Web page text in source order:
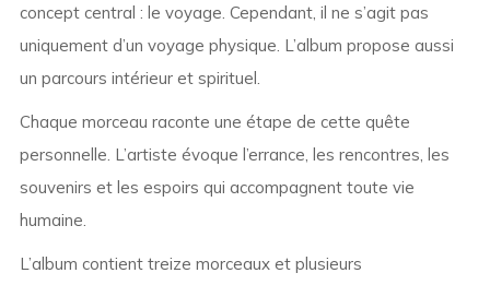
concept central : le voyage. Cependant, il ne s’agit pas
uniquement d’un voyage physique. L’album propose aussi
un parcours intérieur et spirituel.
Chaque morceau raconte une étape de cette quête
personnelle. L’artiste évoque l’errance, les rencontres, les
souvenirs et les espoirs qui accompagnent toute vie
humaine.
L’album contient treize morceaux et plusieurs